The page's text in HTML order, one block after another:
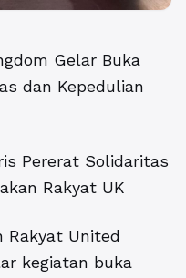
Gelar Buka
dan Kepedulian
Pererat Solidaritas
Rakyat UK
Rakyat United
kegiatan buka